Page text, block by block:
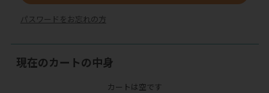
パスワードをお忘れの方
現在のカートの中身
カートは空です